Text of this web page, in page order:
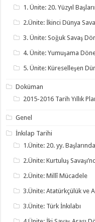
1. Ünite: 20. Yüzyıl
2.Ünite: İkinci Dünya
3. Ünite: Soğuk Savaş
4. Ünite: Yumuşama
5. Ünite: Küreselleşen
Doküman
2015-2016 Tarih Yıllık
Genel
İnkılap Tarihi
1.Ünite: 20. yy.
2.Ünite: Kurtuluş
2.Ünite: Millî Mücadele
3.Ünite: Atatürkçülük ve
3.Ünite: Türk İnkılabı